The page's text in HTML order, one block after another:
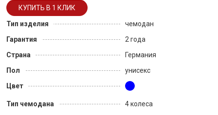
Тип изделия
чемодан
Гарантия
2 года
Страна
Германия
Пол
унисекс
Цвет
Тип чемодана
4 колеса